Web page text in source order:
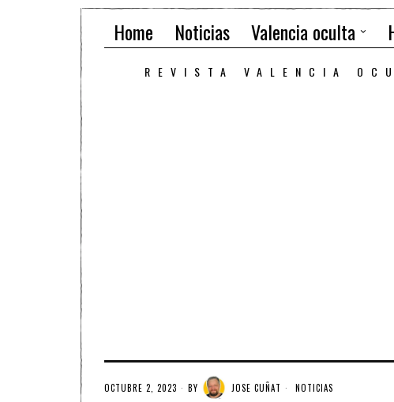
Home Noticias Valencia oculta
REVISTA VALENCIA
OCTUBRE 2, 2023 BY JOSE CUÑAT NOTICIAS